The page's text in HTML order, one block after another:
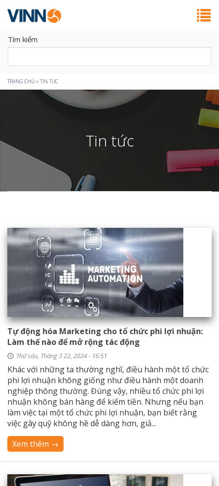
Tìm kiếm
Bạn
đang
ở
đây
TRANG CHỦ » TIN TỨC
Tin tức
Tự động hóa Marketing cho tổ chức phi lợi nhuận:
Làm thế nào để mở rộng tác động
Thứ sáu, Tháng 3 22, 2024 - 16:51
Khác với những ta thường nghĩ, điều hành một tổ chức
phi lợi nhuận không giống như điều hành một doanh
nghiệp thông thường. Đúng vậy, nhiều tổ chức phi lợi
nhuận không bán hàng để kiếm tiền. Nhưng nếu bạn
làm việc tại một tổ chức phi lợi nhuận, bạn biết rằng
việc gây quỹ không hề dễ dàng hơn, giả...
Xem thêm →